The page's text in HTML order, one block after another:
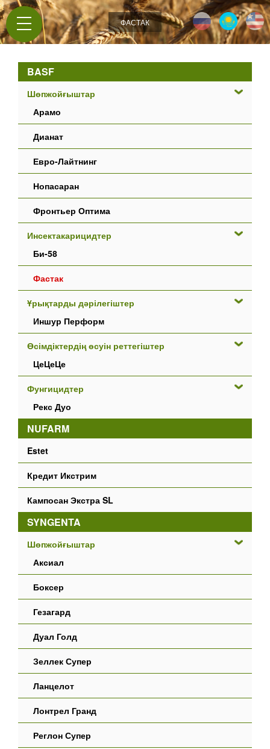
Jump to navigation
ФАСТАК
BASF
Шөпжойғыштар
Арамо
Дианат
Евро-Лайтнинг
Нопасаран
Фронтьер Оптима
Инсектакарицидтер
Би-58
Фастак
Ұрықтарды дәрілегіштер
Иншур Перформ
Өсімдіктердің өсуін реттегіштер
ЦеЦеЦе
Фунгицидтер
Рекс Дуо
NUFARM
Estet
Кредит Икстрим
Кампосан Экстра SL
SYNGENTA
Шөпжойғыштар
Аксиал
Боксер
Гезагард
Дуал Голд
Зеллек Супер
Ланцелот
Лонтрел Гранд
Реглон Супер